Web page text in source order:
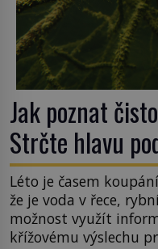
Jak poznat
Strčte hlavu
Léto je časem
že je voda v řece,
možnost využít
křížovému výslechu